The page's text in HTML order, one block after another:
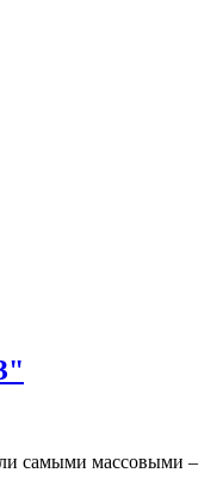
самыми массовыми –